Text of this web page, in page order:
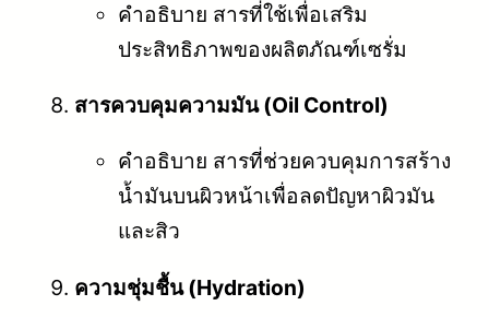
คำอธิบาย สารที่ใช้เพื่อเสริม
ประสิทธิภาพของผลิตภัณฑ์เซรั่ม
สารควบคุมความมัน (Oil Control)
คำอธิบาย สารที่ช่วยควบคุมการสร้าง
น้ำมันบนผิวหน้าเพื่อลดปัญหาผิวมัน
และสิว
ความชุ่มชื้น (Hydration)